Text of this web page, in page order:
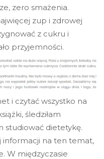
zero smażenia.
zup i zdrowej
z cukru i
przyjemności.
i czytać wszystko na
śledziłam
studiować dietetykę.
informacji na ten temat,
W międzyczasie